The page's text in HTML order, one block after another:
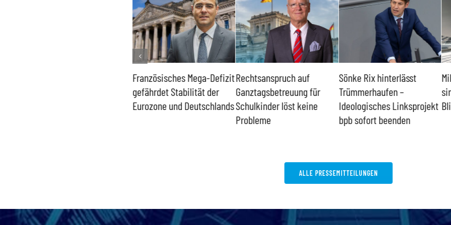
Französisches Mega-Defizit
gefährdet Stabilität der
Eurozone und Deutschlands
Rechtsanspruch auf
Ganztagsbetreuung für
Schulkinder löst keine
Probleme
Sönke Rix hinterlässt
Trümmerhaufen –
Ideologisches Linksprojekt
bpb sofort beenden
ALLE PRESSEMITTEILUNGEN